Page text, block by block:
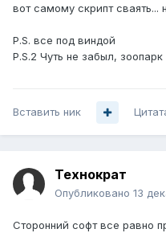
вот самому скрипт сваять...
P.S. все под виндой
P.S.2 Чуть не забыл,
Вставить ник
Технократ
Опубликовано 13
Сторонний софт все равно